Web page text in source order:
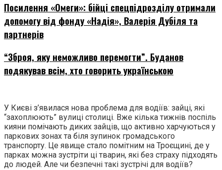
Посилення «Омеги»: бійці спецпідрозділу отримали
допомогу від фонду «Надія», Валерія Дубіля та
партнерів
“Зброя, яку неможливо перемогти”. Буданов
подякував всім, хто говорить українською
У Києві з’явилася нова проблема для водіїв: зайці, які
“захоплюють” вулиці столиці. Вже кілька тижнів поспіль
кияни помічають диких зайців, що активно харчуються у
паркових зонах та біля зупинок громадського
транспорту. Це явище стало помітним на Троєщині, де у
парках можна зустріти ці тварин, які без страху підходять
до людей. Але чи безпечні такі зустрічі для водіїв?